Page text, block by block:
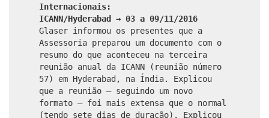
Internacionais:
ICANN/Hyderabad → 03 a 09/11/2016
Glaser informou os presentes que a
Assessoria preparou um documento com o
resumo do que aconteceu na terceira
reunião anual da ICANN (reunião número
57) em Hyderabad, na Índia. Explicou
que a reunião – seguindo um novo
formato – foi mais extensa que o normal
(tendo sete dias de duração). Explicou